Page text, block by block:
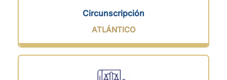
Circunscripción
ATLÁNTICO